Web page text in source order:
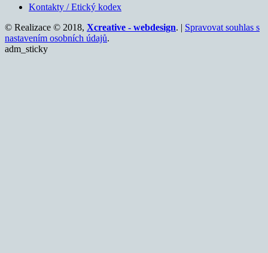
Kontakty / Etický kodex
© Realizace © 2018, Xcreative - webdesign. | Spravovat souhlas s
nastavením osobních údajů.
adm_sticky